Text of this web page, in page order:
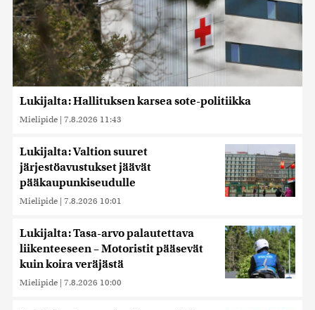
Lukijalta: Hallituksen karsea sote-politiikka
Mielipide | 7.8.2026 11:43
Lukijalta: Valtion suuret
järjestöavustukset jäävät
pääkaupunkiseudulle
Mielipide | 7.8.2026 10:01
Lukijalta: Tasa-arvo palautettava
liikenteeseen – Motoristit pääsevät
kuin koira veräjästä
Mielipide | 7.8.2026 10:00